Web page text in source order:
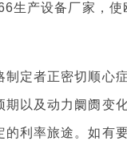
生产设备厂家，使
制定者正密切顺心
期以及动力阛阓变
的利率旅途。如有